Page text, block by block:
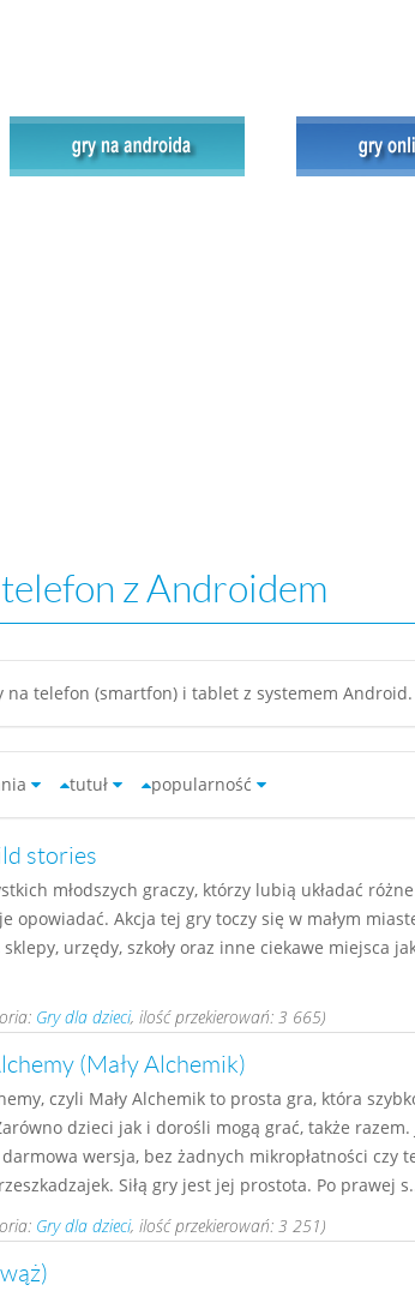
z Androidem
na telefon (smartfon) i tablet z systemem Android.
tutuł popularność
stories
młodszych graczy, którzy lubią układać różne
opowiadać. Akcja tej gry toczy się w małym
urzędy, szkoły oraz inne ciekawe miejsca
Gry dla dzieci, ilość przekierowań: 3 665)
(Mały Alchemik)
czyli Mały Alchemik to prosta gra, która
dzieci jak i dorośli mogą grać, także razem.
darmowa wersja, bez żadnych mikropłatności czy
Siłą gry jest jej prostota. Po prawej
Gry dla dzieci, ilość przekierowań: 3 251)